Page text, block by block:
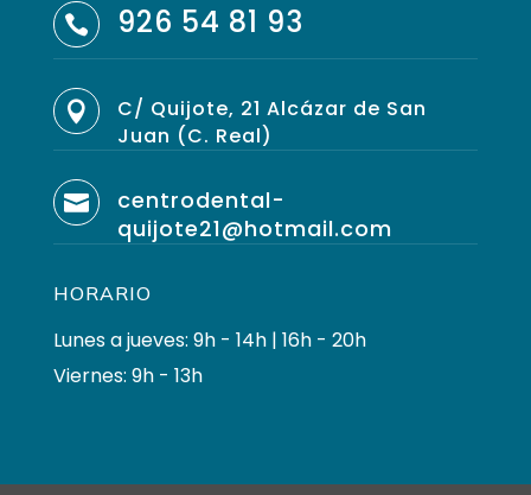
 926 54 81 93

C/ Quijote, 21 Alcázar de San
Juan (C. Real)

centrodental-
quijote21@hotmail.com
HORARIO
Lunes a jueves: 9h - 14h | 16h - 20h
Viernes: 9h - 13h